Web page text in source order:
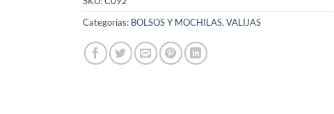
Categorías: BOLSOS Y MOCHILAS, VALIJAS